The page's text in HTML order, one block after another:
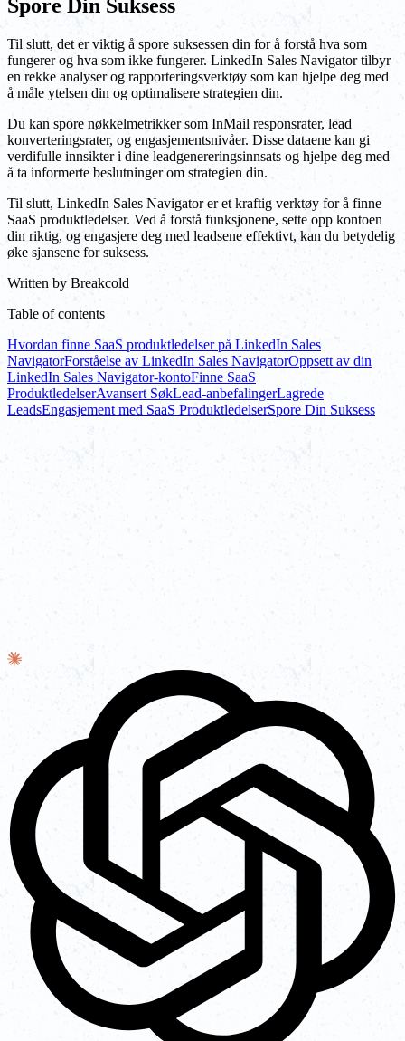
Spore Din Suksess
Til slutt, det er viktig å spore suksessen din for å forstå hva som
fungerer og hva som ikke fungerer. LinkedIn Sales Navigator tilbyr
en rekke analyser og rapporteringsverktøy som kan hjelpe deg med
å måle ytelsen din og optimalisere strategien din.
Du kan spore nøkkelmetrikker som InMail responsrater, lead
konverteringsrater, og engasjementsnivåer. Disse dataene kan gi
verdifulle innsikter i dine leadgenereringsinnsats og hjelpe deg med
å ta informerte beslutninger om strategien din.
Til slutt, LinkedIn Sales Navigator er et kraftig verktøy for å finne
SaaS produktledelser. Ved å forstå funksjonene, sette opp kontoen
din riktig, og engasjere deg med leadsene effektivt, kan du betydelig
øke sjansene for suksess.
Written by Breakcold
Table of contents
Hvordan finne SaaS produktledelser på LinkedIn Sales
NavigatorForståelse av LinkedIn Sales NavigatorOppsett av din
LinkedIn Sales Navigator-kontoFinne SaaS
ProduktledelserAvansert SøkLead-anbefalingerLagrede
LeadsEngasjement med SaaS ProduktledelserSpore Din Suksess